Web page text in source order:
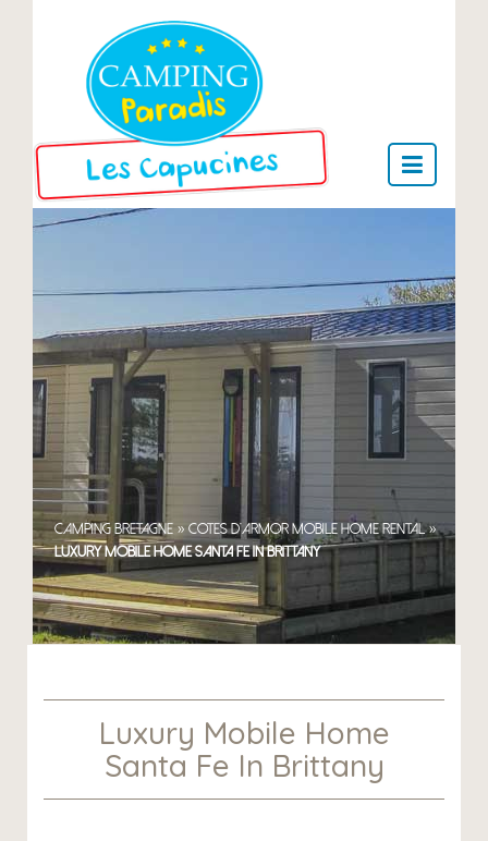
Camping Bretagne » Cotes d’Armor Mobile Home Rental»
Luxury mobile home Santa Fe in Brittany
Luxury Mobile Home
Santa Fe In Brittany